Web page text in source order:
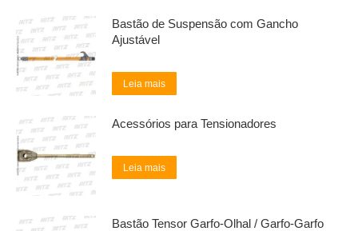
Bastão de Suspensão com Gancho
Ajustável
Leia mais
Acessórios para Tensionadores
Leia mais
Bastão Tensor Garfo-Olhal / Garfo-Garfo